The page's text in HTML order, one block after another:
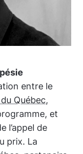
entre le
Québec,
et
l’appel de
prix. La